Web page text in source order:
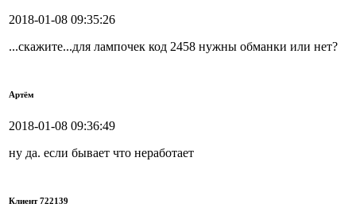
2018-01-08 09:35:26
...скажите...для лампочек код 2458 нужны обманки или нет?
Артём
2018-01-08 09:36:49
ну да. если бывает что неработает
Клиент 722139